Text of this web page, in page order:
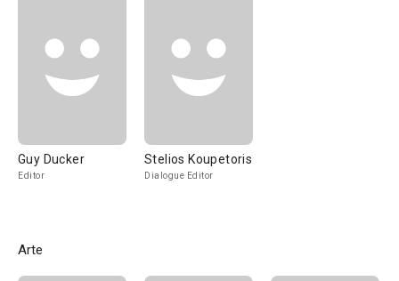
Guy Ducker
Editor
Stelios Koupetoris
Dialogue Editor
Arte